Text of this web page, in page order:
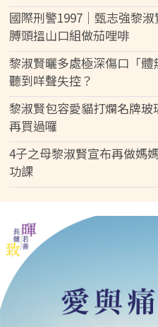
國際刑警1997｜甄志強黎
膊頭搵山口組做茄哩啡
黎淑賢曬多處極深傷口「
聽到咩聲失控？
黎淑賢包容愛貓打爛名牌玻
再買過囉
4子之母黎淑賢宣布再做媽
功課